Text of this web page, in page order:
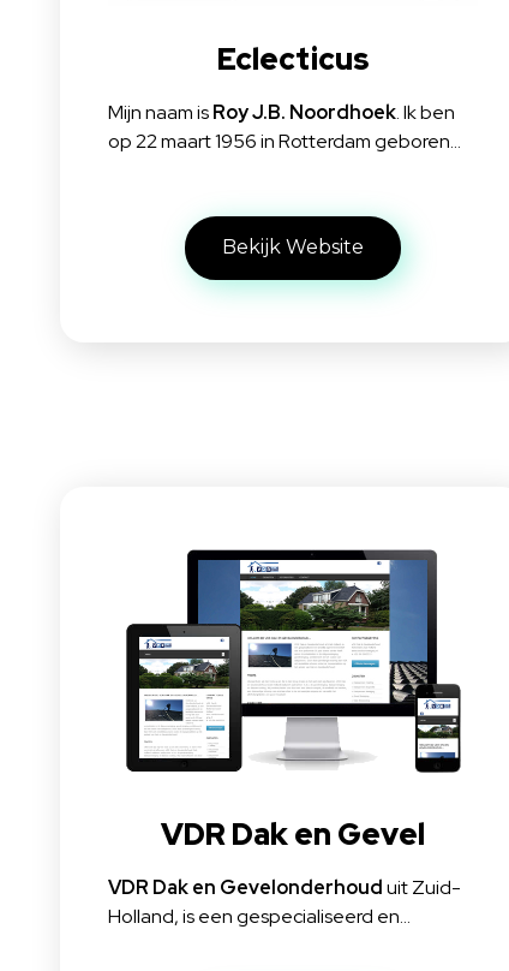
Eclecticus
Mijn naam isRoy J.B. Noordhoek. Ik ben
op 22 maart 1956 in Rotterdam geboren…
Bekijk Website
VDR Dak en Gevel
VDR Dak en Gevelonderhouduit Zuid-
Holland, is een gespecialiseerd en…